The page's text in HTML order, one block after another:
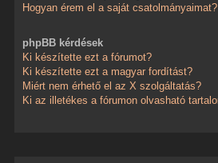
Hogyan érem el a saját csatolmányaimat?
phpBB kérdések
Ki készítette ezt a fórumot?
Ki készítette ezt a magyar fordítást?
Miért nem érhető el az X szolgáltatás?
Ki az illetékes a fórumon olvasható